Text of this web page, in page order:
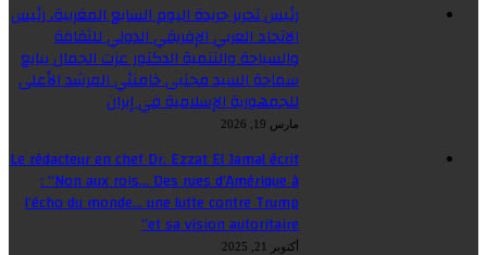
رئيس تحرير جريدة اليوم السابع المغربية، رئيس
الاتحاد العربي الإفريقي الدولي للثقافة
والسياحة والتنمية الدكتور عزت الجمال يبايع
سماحة السيد مجتبى خامنئي المرشد الأعلى
للجمهورية الإسلامية في إيران
مارس 19, 2026
Le rédacteur en chef Dr. Ezzat El Jamal écrit
: “Non aux rois… Des rues d’Amérique à
l’écho du monde… une lutte contre Trump
et sa vision autoritaire”
أكتوبر 21, 2025